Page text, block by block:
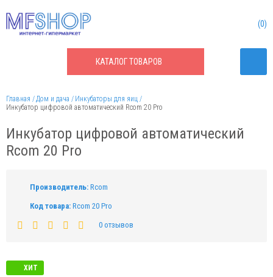
КАТАЛОГТОВАРОВ
0
Главная Дом и дача
Инкубаторы для яиц
Инкубатор цифровой автоматический Rcom 20 Pro
Инкубатор цифровой автоматический
Rcom 20 Pro
Производитель: Rcom
Код товара: Rcom 20 Pro
0 отзывов
ХИТ